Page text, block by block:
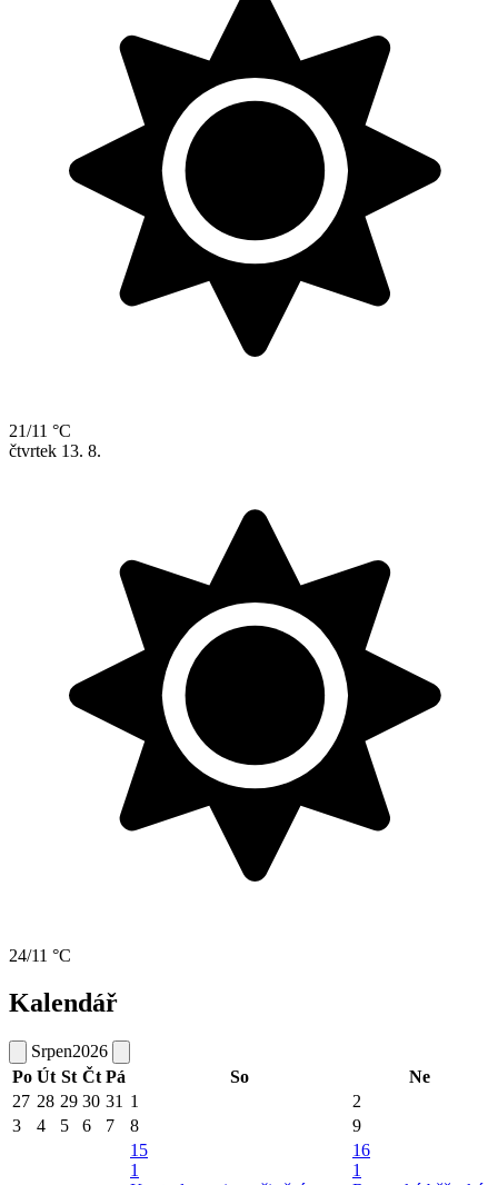
21/11 °C
čtvrtek 13. 8.
24/11 °C
Kalendář
Srpen2026
Po Út St Čt Pá So
Ne
27 28 29 30 31 1
2
3
4 5 6 7 8 9
15
1
16
1